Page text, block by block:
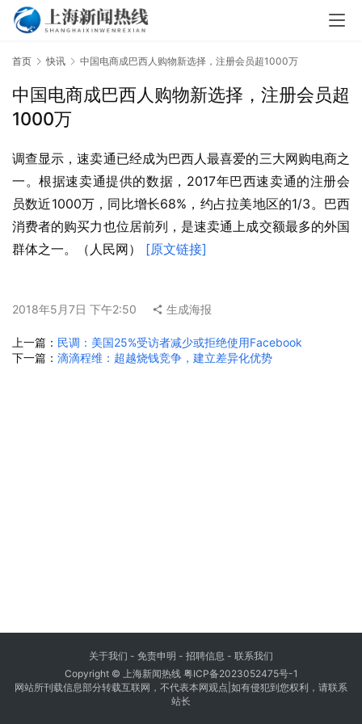
首页 快讯 中国电商成巴西人购物新选择，注册会员超1000万
中国电商成巴西人购物新选择，注册会员超
1000万
调查显示，速卖通已经成为巴西人最喜爱的三大网购电商之
一。根据速卖通提供的数据，2017年巴西速卖通的注册会
员数近1000万，同比增长68%，约占拉美地区的1/3。巴西
消费者的购买力也位居前列，是速卖通上成交额最多的外国
群体之一。（人民网） [原文链接]
2018年5月7日 下午2:50 生成海报
上一篇： 民调：美国25%受访者减少或拒绝使用Facebook
下一篇： 滴滴程维：超越烧钱竞争，建立差异化优势
关于我们 - 免责申明 - 招聘信息 - 联系我们
Copyright © 上海新闻热线 粤ICP备2023052475号-1
网站所刊载信息部分转载互联网，不代表本网观点|如有侵犯到您权利，请联系
站长